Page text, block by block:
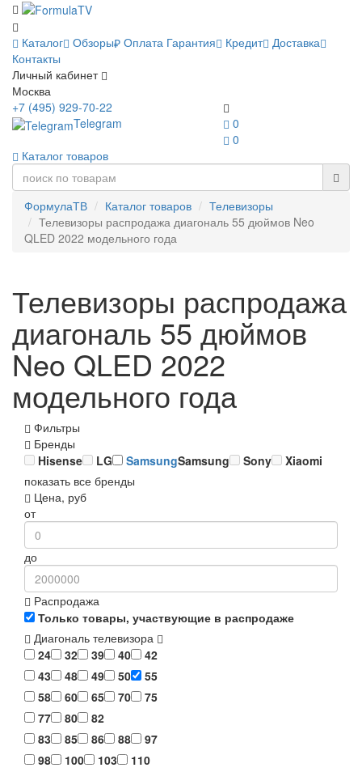
Каталог Обзоры Оплата Гарантия Кредит Доставка
Контакты
Личный кабинет
Москва
0
0
+7 (495) 929-70-22
Telegram
Каталог товаров
ФормулаТВ Каталог товаров
Телевизоры
Телевизоры распродажа диагональ 55 дюймов Neo
QLED 2022 модельного года
Телевизоры распродажа
диагональ 55 дюймов
Neo QLED 2022
модельного года
Фильтры
Бренды
Hisense
LG SamsungSamsung Sony
Xiaomi
показать все бренды
Цена, руб
от
до
Распродажа
Только товары, участвующие в распродаже
Диагональ телевизора
24
32 39 40
42
43
48 49 50
55
58
60 65 70
75
77
80
82
83
85 86 88
97
98
100 103
110